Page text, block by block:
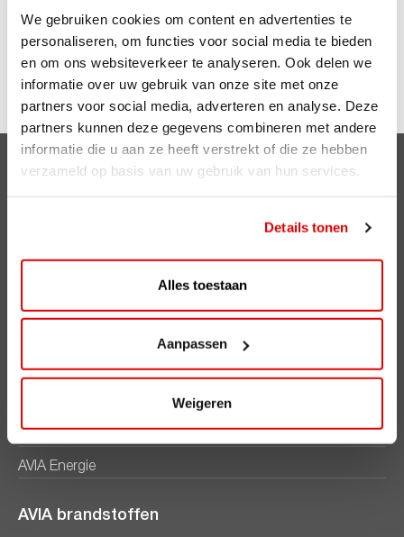
We gebruiken cookies om content en advertenties te
personaliseren, om functies voor social media te bieden
en om ons websiteverkeer te analyseren. Ook delen we
informatie over uw gebruik van onze site met onze
partners voor social media, adverteren en analyse. Deze
partners kunnen deze gegevens combineren met andere
informatie die u aan ze heeft verstrekt of die ze hebben
verzameld op basis van uw gebruik van hun services.
Details tonen
Alles toestaan
Aanpassen
Weigeren
Uitstekende service en garantie
Ga nu naar deViaAVIA Spaarshopen bestel jouw
kortingsvoucher voor 75 spaarpunten!
Clubsparen
Registreren
AVIA Diensten
AVIA Energie
AVIA brandstoffen